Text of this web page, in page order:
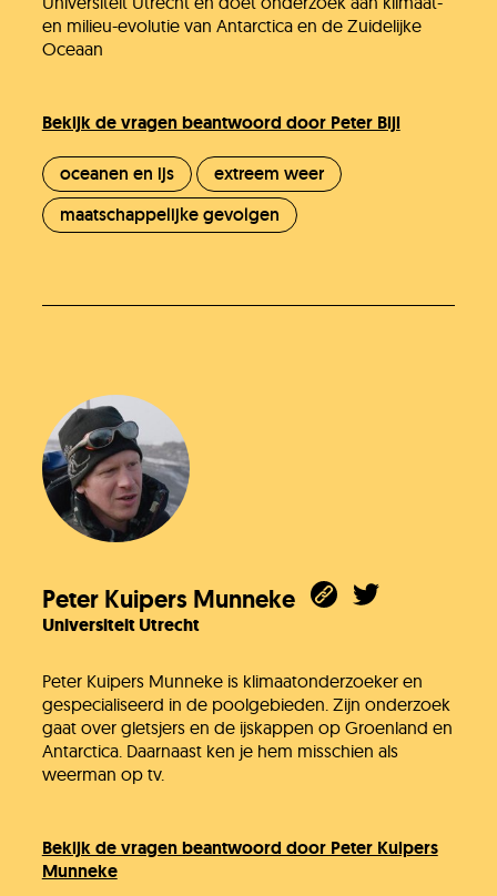
en milieu-evolutie van Antarctica en de Zuidelijke
Oceaan
Bekijk de vragen beantwoord door Peter Bijl
oceanen en ijs
extreem weer
maatschappelijke gevolgen
Peter Kuipers Munneke
Universiteit Utrecht
Peter Kuipers Munneke is klimaatonderzoeker en
gespecialiseerd in de poolgebieden. Zijn onderzoek
gaat over gletsjers en de ijskappen op Groenland en
Antarctica. Daarnaast ken je hem misschien als
weerman op tv.
Bekijk de vragen beantwoord door Peter Kuipers
Munneke